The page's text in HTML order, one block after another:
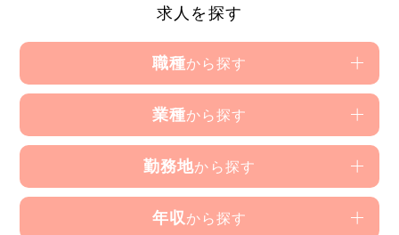
求人を探す
職種から探す
業種から探す
勤務地から探す
年収 から探す